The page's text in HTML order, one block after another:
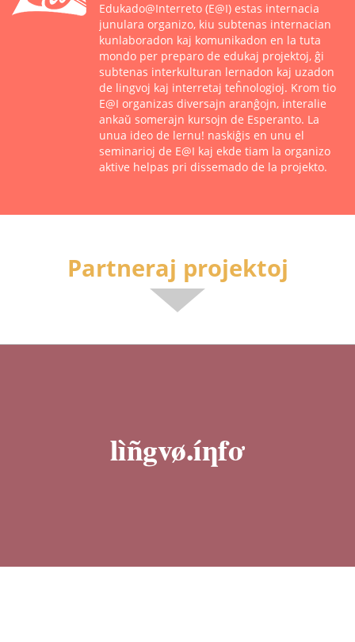
Edukado@Interreto (E@I) estas internacia
junulara organizo, kiu subtenas internacian
kunlaboradon kaj komunikadon en la tuta
mondo per preparo de edukaj projektoj, ĝi
subtenas interkulturan lernadon kaj uzadon
de lingvoj kaj interretaj teĥnologioj. Krom tio
E@I organizas diversajn aranĝojn, interalie
ankaŭ somerajn kursojn de Esperanto. La
unua ideo de lernu! naskiĝis en unu el
seminarioj de E@I kaj ekde tiam la organizo
aktive helpas pri dissemado de la projekto.
Partneraj projektoj